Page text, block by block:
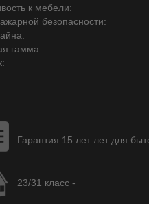
к мебели:
безопасности:
гамма:
Гарантия 15 лет лет для
23/31 класс -